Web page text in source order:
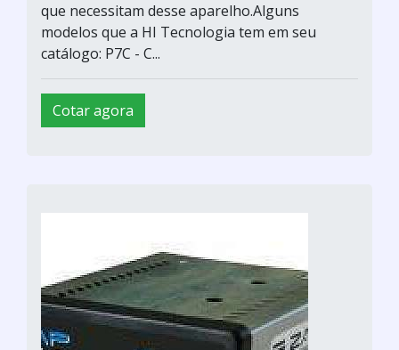
que necessitam desse aparelho.Alguns
modelos que a HI Tecnologia tem em seu
catálogo: P7C - C...
Cotar agora